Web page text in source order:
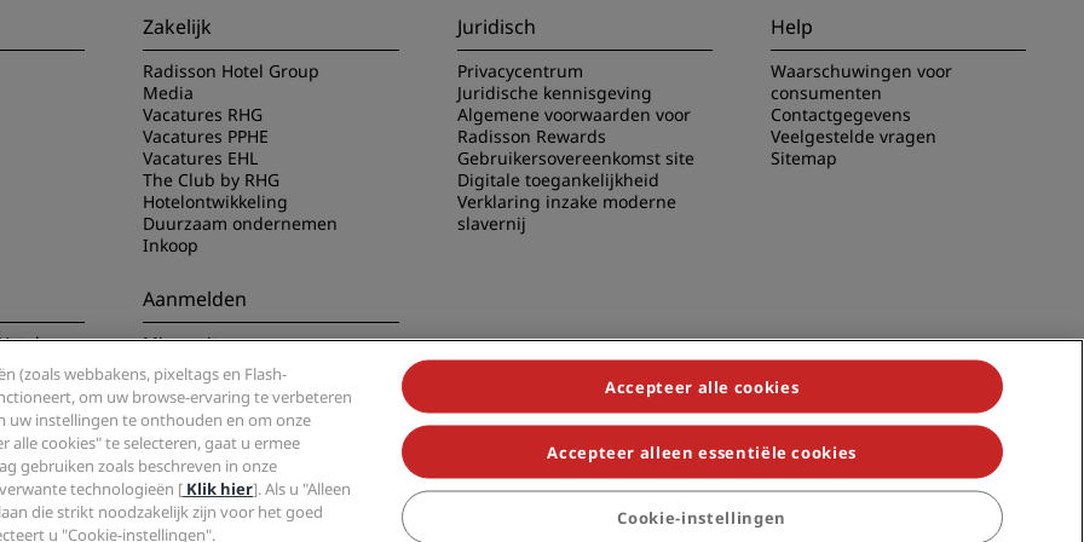
Zakelijk
Radisson Hotel Group
Media
Vacatures RHG
Vacatures PPHE
Vacatures EHL
The Club by RHG
Hotelontwikkeling
Duurzaam ondernemen
Inkoop
Juridisch
Privacycentrum
Juridische kennisgeving
Algemene voorwaarden voor
Radisson Rewards
Gebruikersovereenkomst site
Digitale toegankelijkheid
Verklaring inzake moderne
slavernij
Help
Waarschuwingen voor
consumenten
Contactgegevens
Veelgestelde vragen
Sitemap
app
Aanmelden
Mis nooit meer onze
populairste aanbiedingen
Hotel Group, Radisson, Radisson RED, Radisson Blu, Radisson Collection, Radisson Individuals, Park Plaza, Park Inn, Country Inn & Suites, Prize by
de Radisson Hotel Group.
(zoals webbakens, pixeltags en Flash-
om uw browse-ervaring te verbeteren
uw instellingen te onthouden en om onze
cookies" te selecteren, gaat u ermee
gebruiken zoals beschreven in onze
technologieën [ Klik hier]. Als u "Alleen
die strikt noodzakelijk zijn voor het goed
u "Cookie-instellingen".
Accepteer alle cookies
Accepteer alleen essentiële cookies
Cookie-instellingen